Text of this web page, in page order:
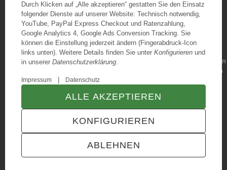
TECHNIK JTL-Shop Template VERTRAG WIDERRUFEN
ANMELDEN MENÜ WARENKORB
Durch Klicken auf „Alle akzeptieren“ gestatten Sie den Einsatz
folgender Dienste auf unserer Website: Technisch notwendig,
YouTube, PayPal Express Checkout und Ratenzahlung,
Google Analytics 4, Google Ads Conversion Tracking. Sie
können die Einstellung jederzeit ändern (Fingerabdruck-Icon
links unten). Weitere Details finden Sie unter Konfigurieren und
in unserer Datenschutzerklärung.
Impressum Datenschutz
ABLEHNEN
KONFIGURIEREN
ALLE AKZEPTIEREN